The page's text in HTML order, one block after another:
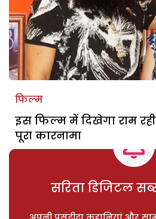
फिल्म
इस फिल्म में दिखेगा राम
पूरा कारनामा
सरिता डिजिटल